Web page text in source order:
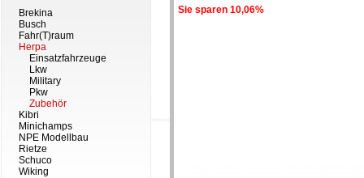
Brekina
Busch
Fahr(T)raum
Herpa
Einsatzfahrzeuge
Lkw
Military
Pkw
Zubehör
Kibri
Minichamps
NPE Modellbau
Rietze
Schuco
Wiking
Sie sparen 10,06%